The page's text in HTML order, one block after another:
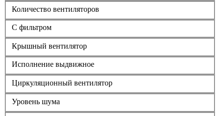
Количество вентиляторов
С фильтром
Крышный вентилятор
Исполнение выдвижное
Циркуляционный вентилятор
Уровень шума